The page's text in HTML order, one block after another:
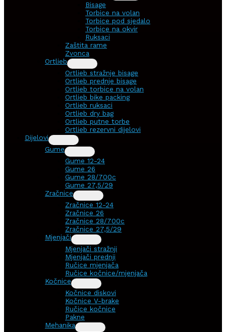
Bisage
Torbice na volan
Torbice pod sjedalo
Torbice na okvir
Ruksaci
Zaštita rame
Zvonca
Ortlieb
Ortlieb stražnje bisage
Ortlieb prednje bisage
Ortlieb torbice na volan
Ortlieb bike packing
Ortlieb ruksaci
Ortlieb dry bag
Ortlieb putne torbe
Ortlieb rezervni dijelovi
Dijelovi
Gume
Gume 12-24
Gume 26
Gume 28/700c
Gume 27,5/29
Zračnice
Zračnice 12-24
Zračnice 26
Zračnice 28/700c
Zračnice 27,5/29
Mjenjači
Mjenjači stražnji
Mjenjači prednji
Ručice mjenjača
Ručice kočnice/mjenjača
Kočnice
Kočnice diskovi
Kočnice V-brake
Ručice kočnice
Pakne
Mehanika